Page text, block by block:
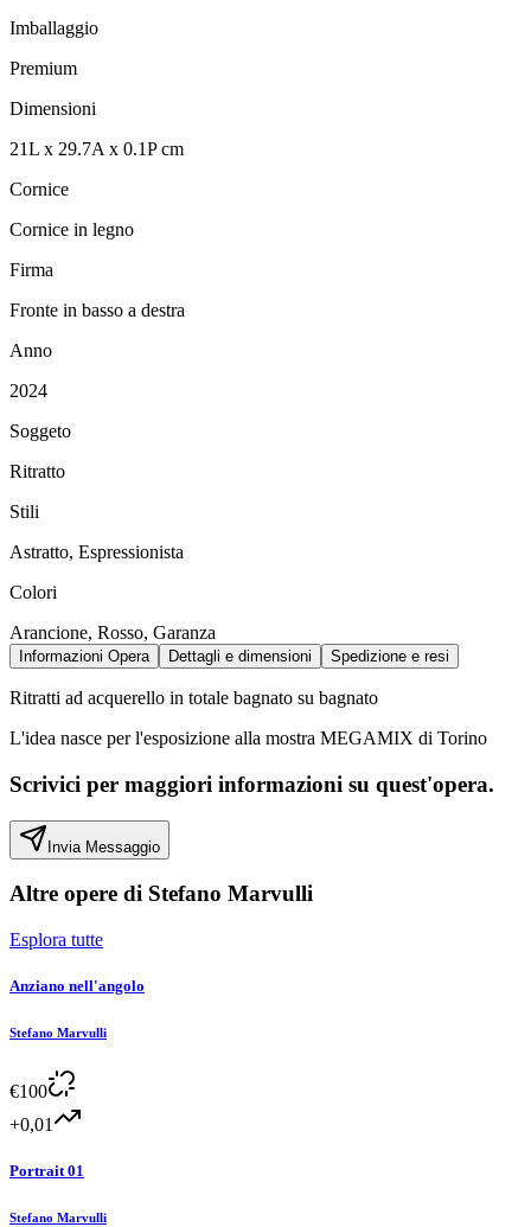
Imballaggio
Premium
Dimensioni
21L x 29.7A x 0.1Pcm
Cornice
Cornice in legno
Firma
Fronte in basso a destra
Anno
2024
Soggeto
Ritratto
Stili
Astratto, Espressionista
Colori
Arancione, Rosso, Garanza
Informazioni Opera Dettagli e dimensioni Spedizione e resi
Ritratti ad acquerello in totale bagnato su bagnato
L'idea nasce per l'esposizione alla mostra MEGAMIX di Torino
Scrivici per maggiori informazioni su quest'opera.
Invia Messaggio
Altre opere di Stefano Marvulli
Esplora tutte
Anziano nell'angolo
Stefano Marvulli
€100
+0,01
Portrait 01
Stefano Marvulli